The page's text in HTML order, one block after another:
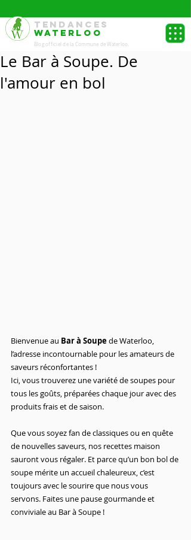
TENDANCES
WATERLOO
Blog officiel de la Commune de Waterloo.
Le Bar à Soupe. De
l'amour en bol
Bienvenue au Bar à Soupe de Waterloo,
l’adresse incontournable pour les amateurs de
saveurs réconfortantes !
Ici, vous trouverez une variété de soupes pour
tous les goûts, préparées chaque jour avec des
produits frais et de saison.
Que vous soyez fan de classiques ou en quête
de nouvelles saveurs, nos recettes maison
sauront vous régaler. Et parce qu’un bon bol de
soupe mérite un accueil chaleureux, c’est
toujours avec le sourire que nous vous
servons. Faites une pause gourmande et
conviviale au Bar à Soupe !